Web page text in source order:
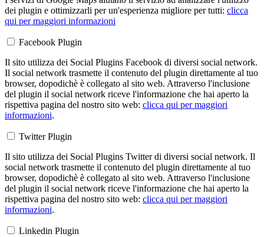
dei plugin e ottimizzarli per un'esperienza migliore per tutti: clicca
qui per maggiori informazioni
Facebook Plugin
Il sito utilizza dei Social Plugins Facebook di diversi social network.
Il social network trasmette il contenuto del plugin direttamente al tuo
browser, dopodichè è collegato al sito web. Attraverso l'inclusione
del plugin il social network riceve l'informazione che hai aperto la
rispettiva pagina del nostro sito web: clicca qui per maggiori
informazioni.
Twitter Plugin
Il sito utilizza dei Social Plugins Twitter di diversi social network. Il
social network trasmette il contenuto del plugin direttamente al tuo
browser, dopodichè è collegato al sito web. Attraverso l'inclusione
del plugin il social network riceve l'informazione che hai aperto la
rispettiva pagina del nostro sito web: clicca qui per maggiori
informazioni.
Linkedin Plugin